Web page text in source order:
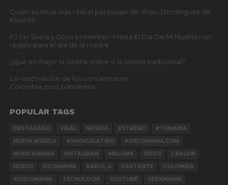
Quién es en la vida real el personaje de Shaio Dominguez de
Klass 95
PJ Sin Suela y Goyo presentan «Hasta El Día De Mi Muerte» un
regalo para el día de la madre
¿Qué es mejor la lotería online o la lotería tradicional?
La reactivación de los conciertos en
Colombia, post pandemia
POPULAR TAGS
DESTACADO VIRAL MÚSICA ESTRENO
#TUMANIA
NUEVA MÚSICA
#MUSICALATINO
#DIICOMANIA.COM
MUSICAMANIA
INSTAGRAM MALUMA VÍDEO
J BALVIN
NUEVO
DICOMANIA KAROL G CANTANTE
COLOMBIA
#DIICOMANIA
TECNOLOGÍA YOUTUBE GEEKMANIA